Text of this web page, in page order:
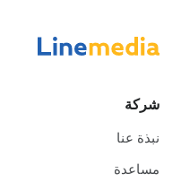
شركة
نبذة عنا
مساعدة